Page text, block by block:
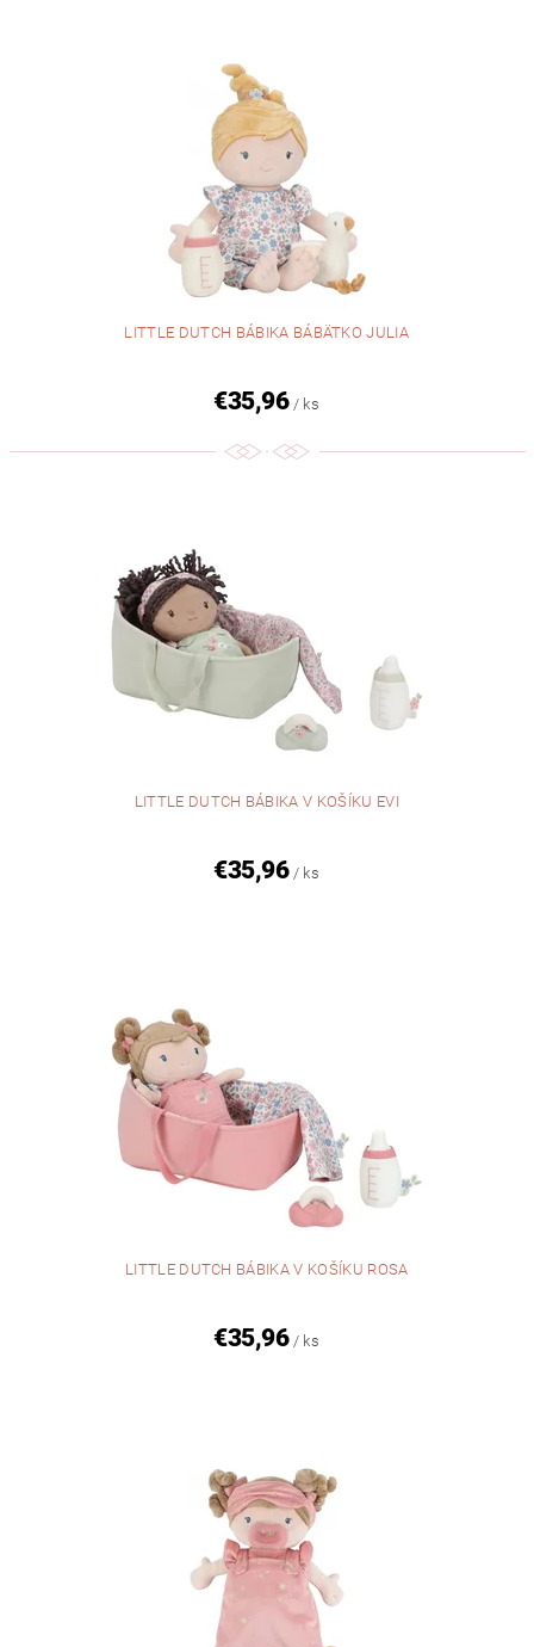
LITTLE DUTCH BÁBIKA BÁBÄTKO JULIA
€35,96 / ks
LITTLE DUTCH BÁBIKA V KOŠÍKU EVI
€35,96 / ks
LITTLE DUTCH BÁBIKA V KOŠÍKU ROSA
€35,96 / ks